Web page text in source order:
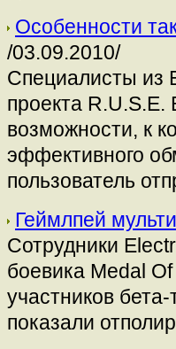
Особенности
/03.09.2010/
Специалисты из
проекта R.U.S.E.
возможности, к
эффективного
пользователь
Геймлпей
Сотрудники
боевика Medal
участников
показали